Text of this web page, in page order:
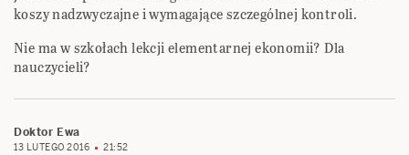
koszy nadzwyczajne i wymagające szczególnej kontroli.
Nie ma w szkołach lekcji elementarnej ekonomii? Dla
nauczycieli?
Doktor Ewa
13 LUTEGO 2016 21:52